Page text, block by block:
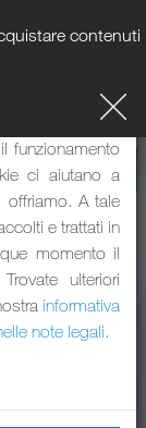
contenuti
svolgono due
funzionamento
ci aiutano a
offriamo. A tale
e trattati in
momento il
ulteriori
informativa
note legali.